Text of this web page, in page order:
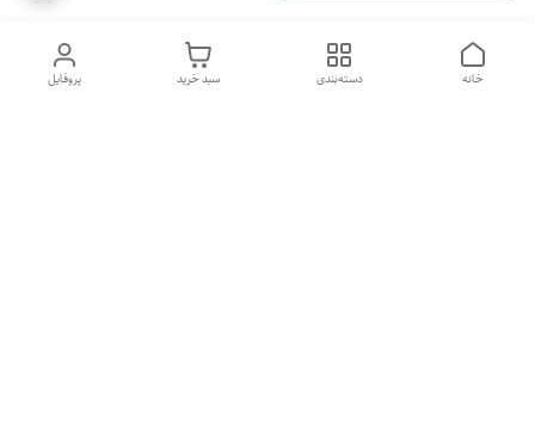
پروفایل سبد خرید دسته‌بندی خانه